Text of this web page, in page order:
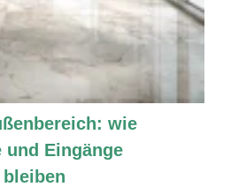
wie
und Eingänge